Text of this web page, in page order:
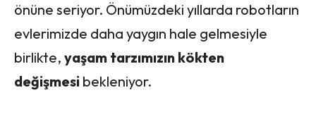
önüne seriyor. Önümüzdeki yıllarda robotların
evlerimizde daha yaygın hale gelmesiyle
birlikte, yaşam tarzımızın kökten
değişmesi bekleniyor.